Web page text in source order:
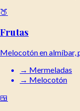
🍑
Frutas
Melocotón en almíbar,
→ Mermeladas
→ Melocotón
🍱